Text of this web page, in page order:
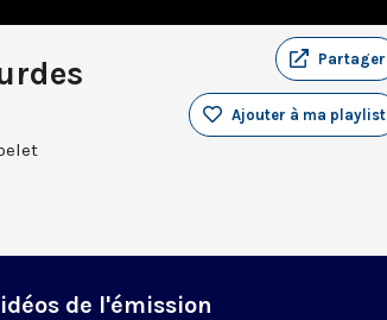
Partager
Ajouter à ma playlist
de l'émission